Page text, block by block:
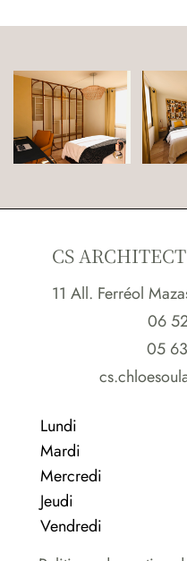
CS
11 All. Ferréol
06
05
Lundi
Mardi
Mercredi
Jeudi
Vendredi